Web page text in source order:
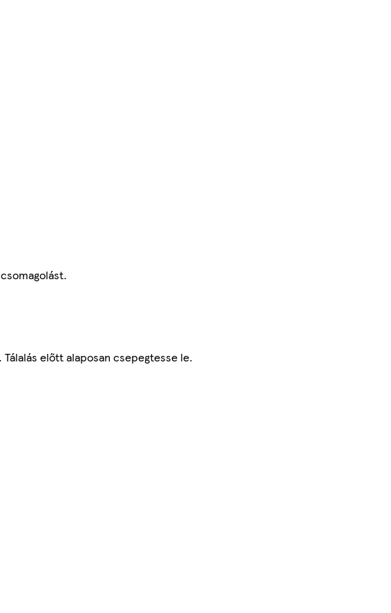
előtt alaposan csepegtesse le.